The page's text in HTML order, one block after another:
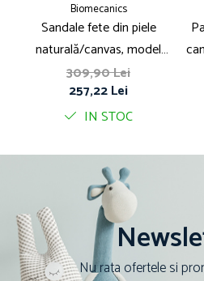
Biomecanics
Sandale fete din piele
naturală/canvas, model
căpsuni, roz - Biomecanics
309,90 Lei
257,22 Lei
IN STOC
Nu rata ofertele si